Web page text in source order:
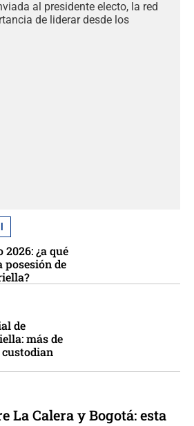
al presidente electo, la red
de liderar desde los
2026: ¿a qué
de
de
más de
custodian
La Calera y Bogotá: esta